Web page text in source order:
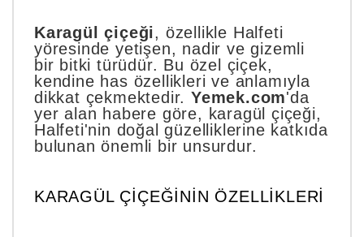
Karagül çiçeği, özellikle Halfeti
yöresinde yetişen, nadir ve gizemli
bir bitki türüdür. Bu özel çiçek,
kendine has özellikleri ve anlamıyla
dikkat çekmektedir.Yemek.com'da
yer alan habere göre, karagül çiçeği,
Halfeti'nin doğal güzelliklerine katkıda
bulunan önemli bir unsurdur.
KARAGÜL ÇIÇEĞININ ÖZELLIKLERI